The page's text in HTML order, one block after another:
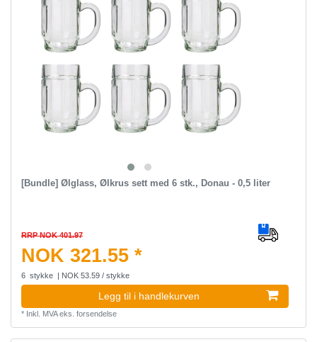
[Bundle] Ølglass, Ølkrus sett med 6 stk., Donau - 0,5 liter
RRP NOK 401.97
NOK 321.55 *
6 stykke | NOK 53.59 / stykke
Legg til i handlekurven
* Inkl. MVAeks. forsendelse